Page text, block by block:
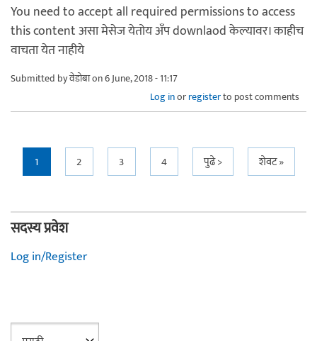
You need to accept all required permissions to access
this content असा मेसेज येतोय अँप downlaod केल्यावर। काहीच
वाचता येत नाहीये
Submitted byवेडोबाon 6 June, 2018 - 11:17
Log inorregisterto post comments
Pages
1 2 3 4 पुढे > शेवट »
सदस्य प्रवेश
Log in/Register